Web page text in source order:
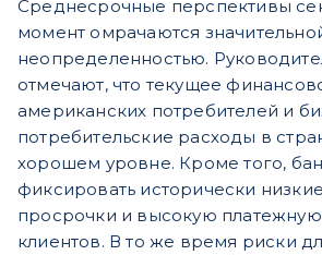
Среднесрочные перспективы
момент омрачаются
неопределенностью.
отмечают, что текущее
американских потребителей и
потребительские расходы в
хорошем уровне. Кроме того,
фиксировать исторически
просрочки и высокую
клиентов. В то же время риски